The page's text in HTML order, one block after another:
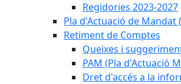
Regidories 2023-2027
Pla d'Actuació de Mandat
Retiment de Comptes
Queixes i
PAM (Pla d'Actuació
Dret d'accés a la